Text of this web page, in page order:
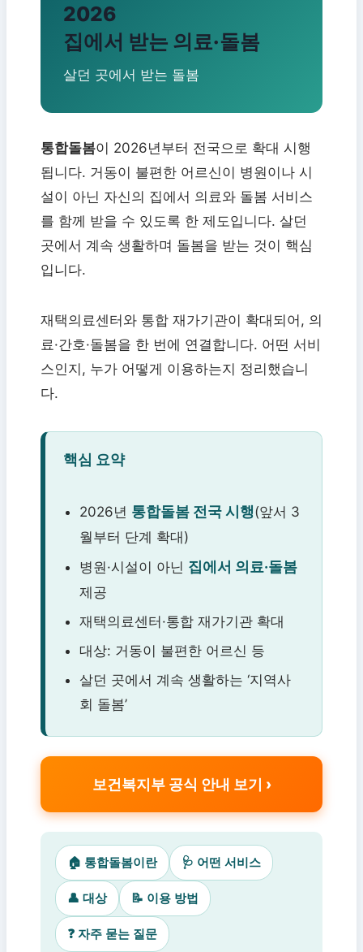
2026
집에서 받는 의료·돌봄
살던 곳에서 받는 돌봄
통합돌봄이 2026년부터 전국으로 확대 시행
됩니다. 거동이 불편한 어르신이 병원이나 시
설이 아닌 자신의 집에서 의료와 돌봄 서비스
를 함께 받을 수 있도록 한 제도입니다. 살던
곳에서 계속 생활하며 돌봄을 받는 것이 핵심
입니다.
재택의료센터와 통합 재가기관이 확대되어, 의
료·간호·돌봄을 한 번에 연결합니다. 어떤 서비
스인지, 누가 어떻게 이용하는지 정리했습니
다.
핵심 요약
2026년 통합돌봄 전국 시행(앞서 3
월부터 단계 확대)
병원·시설이 아닌 집에서 의료·돌봄
제공
재택의료센터·통합 재가기관 확대
대상: 거동이 불편한 어르신 등
살던 곳에서 계속 생활하는 ‘지역사
회 돌봄’
보건복지부 공식 안내 보기
🏠 통합돌봄이란 🩺 어떤 서비스
👤 대상 📝 이용 방법
❓ 자주 묻는 질문